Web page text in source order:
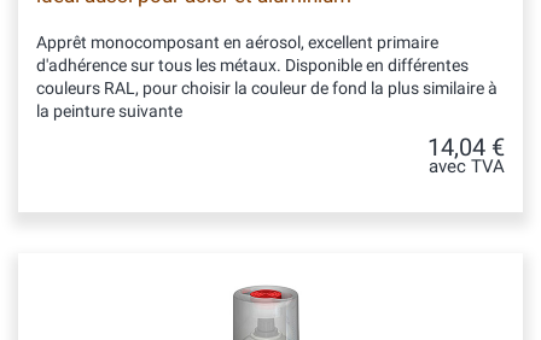
Apprêt monocomposant en aérosol, excellent primaire
d'adhérence sur tous les métaux. Disponible en différentes
couleurs RAL, pour choisir la couleur de fond la plus similaire à
la peinture suivante
14,04 €
avec TVA